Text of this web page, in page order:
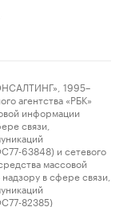
1995–
агентства «РБК»
информации
связи,
63848) и сетевого
массовой
в сфере связи,
82385)